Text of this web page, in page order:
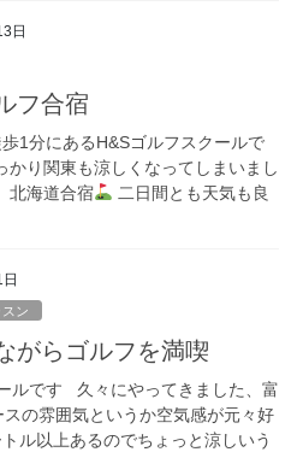
日
フ合宿
1分にあるH&Sゴルフスクールで
り関東も涼しくなってしまいまし
北海道合宿
二日間とも天気も良
ン
がらゴルフを満喫
ルです 久々にやってきました、富
の雰囲気というか空気感が元々好
ル以上あるのでちょっと涼しいう